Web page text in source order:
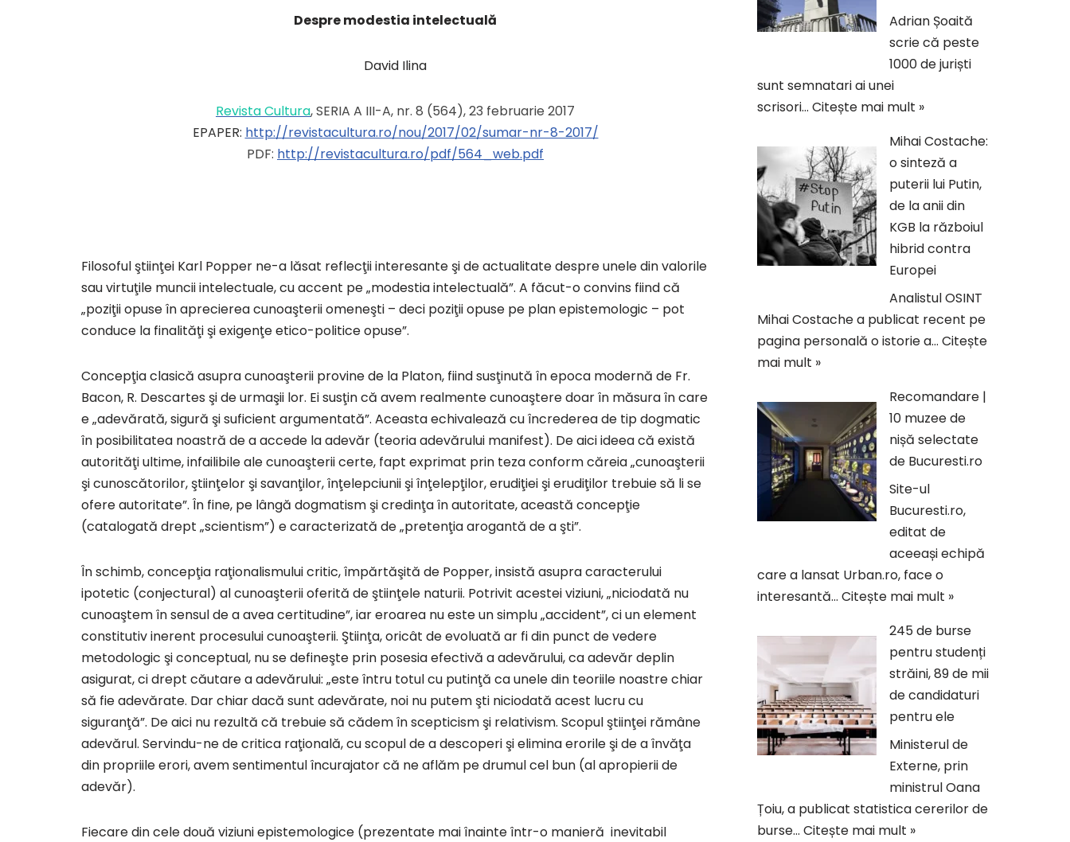
Despre modestia intelectuală
David Ilina
Revista Cultura, SERIA A III-A, nr. 8 (564), 23 februarie 2017
EPAPER: http://revistacultura.ro/nou/2017/02/sumar-nr-8-2017/
PDF: http://revistacultura.ro/pdf/564_web.pdf
Filosoful ştiinţei Karl Popper ne-a lăsat reflecţii interesante şi de actualitate despre unele din valorile
sau virtuţile muncii intelectuale, cu accent pe „modestia intelectuală”. A făcut-o convins fiind că
„poziţii opuse în aprecierea cunoaşterii omeneşti – deci poziţii opuse pe plan epistemologic – pot
conduce la finalităţi şi exigenţe etico-politice opuse”.
Concepţia clasică asupra cunoaşterii provine de la Platon, fiind susţinută în epoca modernă de Fr.
Bacon, R. Descartes şi de urmaşii lor. Ei susţin că avem realmente cunoaştere doar în măsura în care
e „adevărată, sigură şi suficient argumentată”. Aceasta echivalează cu încrederea de tip dogmatic
în posibilitatea noastră de a accede la adevăr (teoria adevărului manifest). De aici ideea că există
autorităţi ultime, infailibile ale cunoaşterii certe, fapt exprimat prin teza conform căreia „cunoaşterii
şi cunoscătorilor, ştiinţelor şi savanţilor, înţelepciunii şi înţelepţilor, erudiţiei şi erudiţilor trebuie să li se
ofere autoritate”. În fine, pe lângă dogmatism şi credinţa în autoritate, această concepţie
(catalogată drept „scientism”) e caracterizată de „pretenţia arogantă de a şti”.
În schimb, concepţia raţionalismului critic, împărtăşită de Popper, insistă asupra caracterului
ipotetic (conjectural) al cunoaşterii oferită de ştiinţele naturii. Potrivit acestei viziuni, „niciodată nu
cunoaştem în sensul de a avea certitudine”, iar eroarea nu este un simplu „accident”, ci un element
constitutiv inerent procesului cunoaşterii. Ştiinţa, oricât de evoluată ar fi din punct de vedere
metodologic şi conceptual, nu se defineşte prin posesia efectivă a adevărului, ca adevăr deplin
asigurat, ci drept căutare a adevărului: „este întru totul cu putinţă ca unele din teoriile noastre chiar
să fie adevărate. Dar chiar dacă sunt adevărate, noi nu putem şti niciodată acest lucru cu
siguranţă”. De aici nu rezultă că trebuie să cădem în scepticism şi relativism. Scopul ştiinţei rămâne
adevărul. Servindu-ne de critica raţională, cu scopul de a descoperi şi elimina erorile şi de a învăţa
din propriile erori, avem sentimentul încurajator că ne aflăm pe drumul cel bun (al apropierii de
adevăr).
Fiecare din cele două viziuni epistemologice (prezentate mai înainte într-o manieră inevitabil
Adrian Șoaită
scrie că peste
1000 de juriști
sunt semnatari ai unei
scrisori… Citește mai mult »
Mihai Costache:
o sinteză a
puterii lui Putin,
de la anii din
KGB la războiul
hibrid contra
Europei
Analistul OSINT
Mihai Costache a publicat recent pe
pagina personală o istorie a… Citește
mai mult »
Recomandare |
10 muzee de
nișă selectate
de Bucuresti.ro
Site-ul
Bucuresti.ro,
editat de
aceeași echipă
care a lansat Urban.ro, face o
interesantă… Citește mai mult »
245 de burse
pentru studenți
străini, 89 de mii
de candidaturi
pentru ele
Ministerul de
Externe, prin
ministrul Oana
Țoiu, a publicat statistica cererilor de
burse… Citește mai mult »